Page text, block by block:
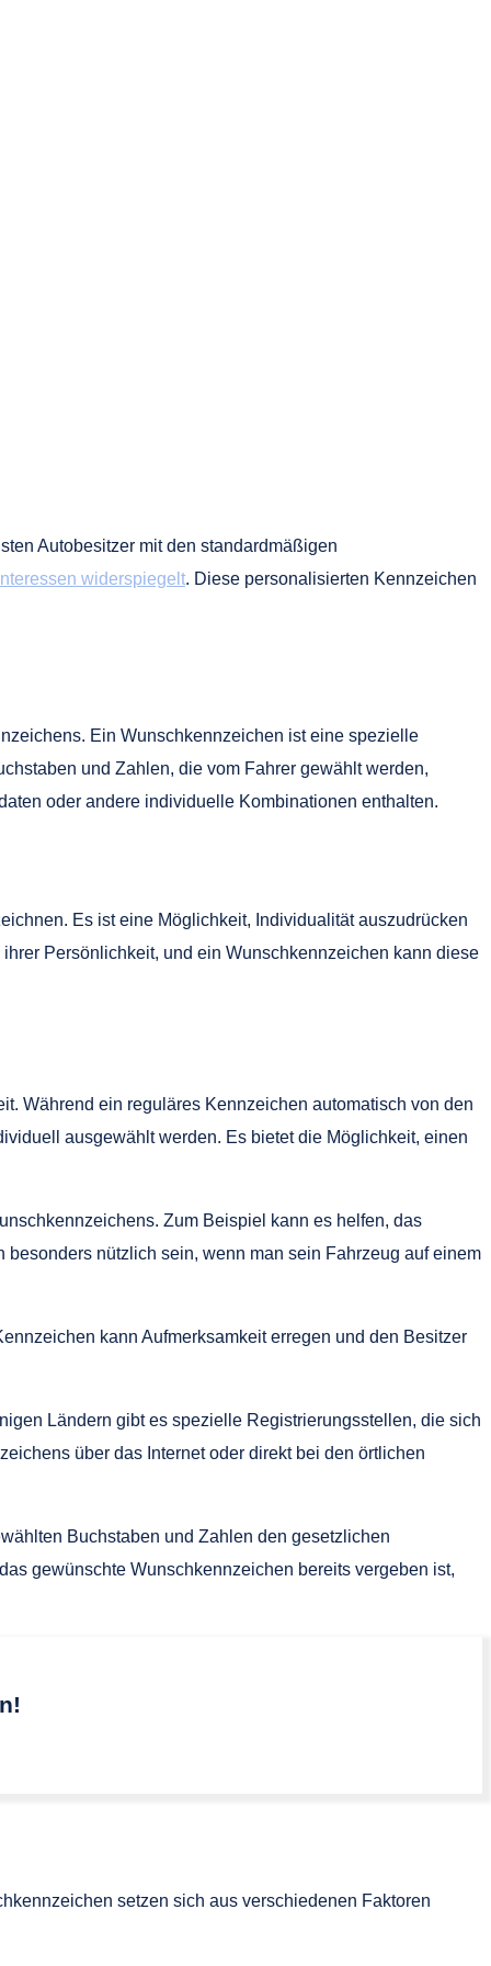
Autobesitzer mit den standardmäßigen
widerspiegelt. Diese personalisierten Kennzeichen
Ein Wunschkennzeichen ist eine spezielle
und Zahlen, die vom Fahrer gewählt werden,
oder andere individuelle Kombinationen enthalten.
Es ist eine Möglichkeit, Individualität auszudrücken
Persönlichkeit, und ein Wunschkennzeichen kann diese
Während ein reguläres Kennzeichen automatisch von den
ausgewählt werden. Es bietet die Möglichkeit, einen
Zum Beispiel kann es helfen, das
nützlich sein, wenn man sein Fahrzeug auf einem
kann Aufmerksamkeit erregen und den Besitzer
Ländern gibt es spezielle Registrierungsstellen, die sich
über das Internet oder direkt bei den örtlichen
Buchstaben und Zahlen den gesetzlichen
gewünschte Wunschkennzeichen bereits vergeben ist,
setzen sich aus verschiedenen Faktoren